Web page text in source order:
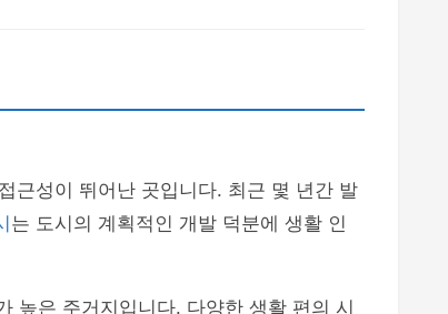
근성이 뛰어난 곳입니다. 최근 몇 년간 발
는 도시의 계획적인 개발 덕분에 생활 인
높은 주거지입니다. 다양한 생활 편의 시